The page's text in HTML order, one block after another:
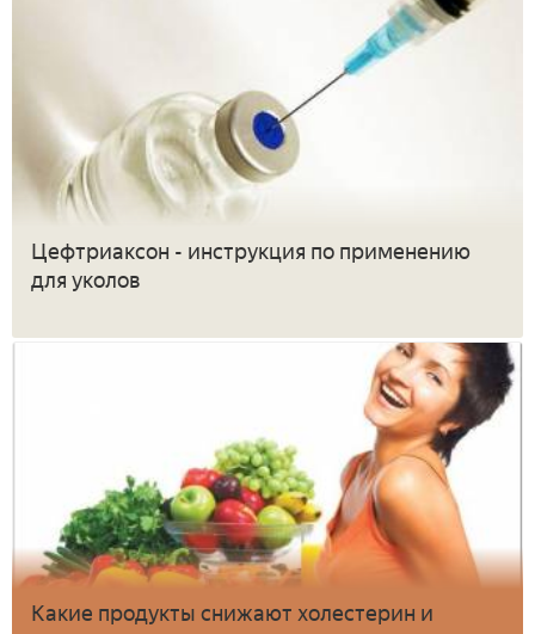
Цефтриаксон - инструкция по применению
для уколов
Какие продукты снижают холестерин и